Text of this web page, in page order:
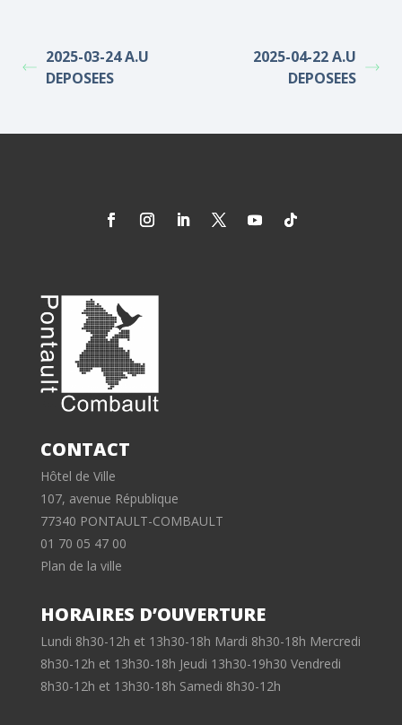
2025-03-24 A.U
DEPOSEES
2025-04-22 A.U
DEPOSEES
CONTACT
Hôtel de Ville
107, avenue République
77340 PONTAULT-COMBAULT
01 70 05 47 00
Plan de la ville
HORAIRES D’OUVERTURE
Lundi 8h30-12h et 13h30-18h Mardi 8h30-18h Mercredi
8h30-12h et 13h30-18h Jeudi 13h30-19h30 Vendredi
8h30-12h et 13h30-18h Samedi 8h30-12h